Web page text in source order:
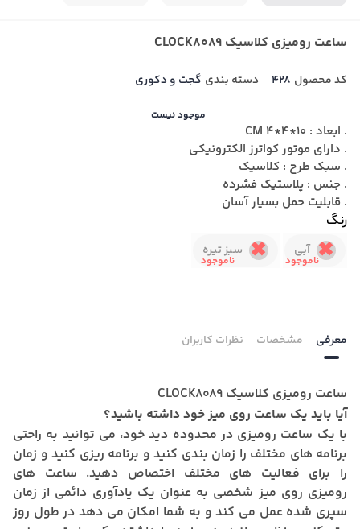
ساعت رومیزی کلاسیک CLOCK8089
کد محصول 428 دسته بندی گجت و دکوری
موجود نیست
. ابعاد : 10*4*4 CM
. دارای موتور کواترز الکترونیکی
. سبک طرح : کلاسیک
. جنس : پلاستیک فشرده
. قابلیت حمل بسیار آسان
رنگ
آبی سبز تیره
معرفی مشخصات نظرات کاربران
ساعت رومیزی کلاسیک CLOCK8089
آیا باید یک ساعت روی میز خود داشته باشید؟
با یک ساعت رومیزی در محدوده دید خود، می توانید به راحتی
برنامه های مختلف را زمان بندی کنید و برنامه ریزی کنید و زمان
را برای فعالیت های مختلف اختصاص دهید. ساعت های
رومیزی روی میز شخصی به عنوان یک یادآوری دائمی از زمان
سپری شده عمل می کند و به شما امکان می دهد در طول روز